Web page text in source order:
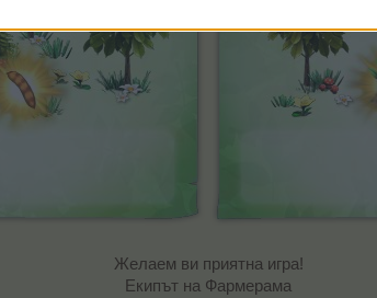
Желаем ви приятна игра!
Екипът на Фармерама